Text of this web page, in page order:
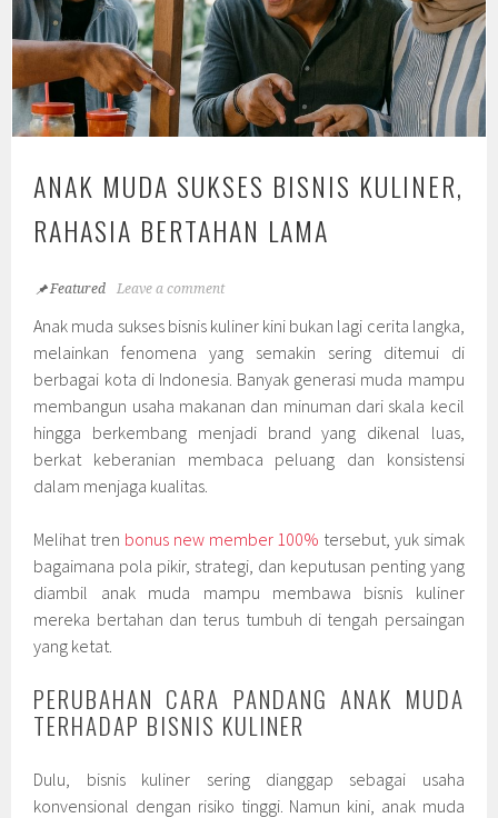
ANAK MUDA SUKSES BISNIS KULINER,
RAHASIA BERTAHAN LAMA
Featured Leave a comment
Anak muda sukses bisnis kuliner kini bukan lagi cerita langka,
melainkan fenomena yang semakin sering ditemui di
berbagai kota di Indonesia. Banyak generasi muda mampu
membangun usaha makanan dan minuman dari skala kecil
hingga berkembang menjadi brand yang dikenal luas,
berkat keberanian membaca peluang dan konsistensi
dalam menjaga kualitas.
Melihat tren bonus new member 100% tersebut, yuk simak
bagaimana pola pikir, strategi, dan keputusan penting yang
diambil anak muda mampu membawa bisnis kuliner
mereka bertahan dan terus tumbuh di tengah persaingan
yang ketat.
PERUBAHAN CARA PANDANG ANAK MUDA
TERHADAP BISNIS KULINER
Dulu, bisnis kuliner sering dianggap sebagai usaha
konvensional dengan risiko tinggi. Namun kini, anak muda